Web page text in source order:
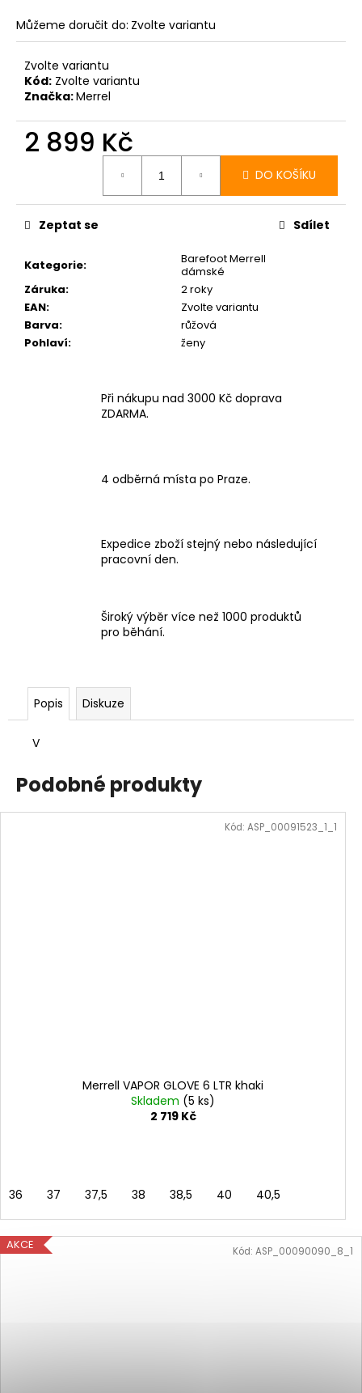
Můžeme doručit do: Zvolte variantu
Zvolte variantu
Kód: Zvolte variantu
Značka:Merrel
2 899 Kč
DO KOŠÍKU
Kategorie:
Barefoot Merrell
dámské
Záruka:
2 roky
EAN:
Zvolte variantu
Barva:
růžová
Pohlaví: ženy
Zeptat se Sdílet
Při nákupu nad 3000 Kč doprava
ZDARMA.
4 odběrná místa po Praze.
Expedice zboží stejný nebo následující
pracovní den.
Široký výběr více než 1000 produktů
pro běhání.
Popis Diskuze
V
Podobné produkty
Merrell VAPOR GLOVE 6 LTR khaki
Skladem (5 ks)
2 719 Kč
36 37 37,5 38 38,5 40 40,5
Kód: ASP_00091523_1_1
AKCE Kód: ASP_00090090_8_1